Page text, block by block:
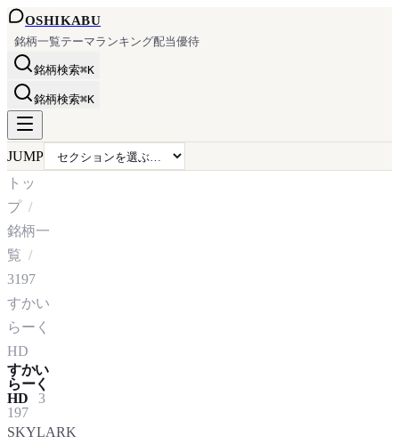
OSHIKABU
銘柄一覧テーマランキング配当優待
銘柄検索⌘K
銘柄検索⌘K
JUMP
トッ
プ
銘柄一
覧
3197
すかい
らーく
HD
すかい
らーく
HD
3
197
SKYLARK